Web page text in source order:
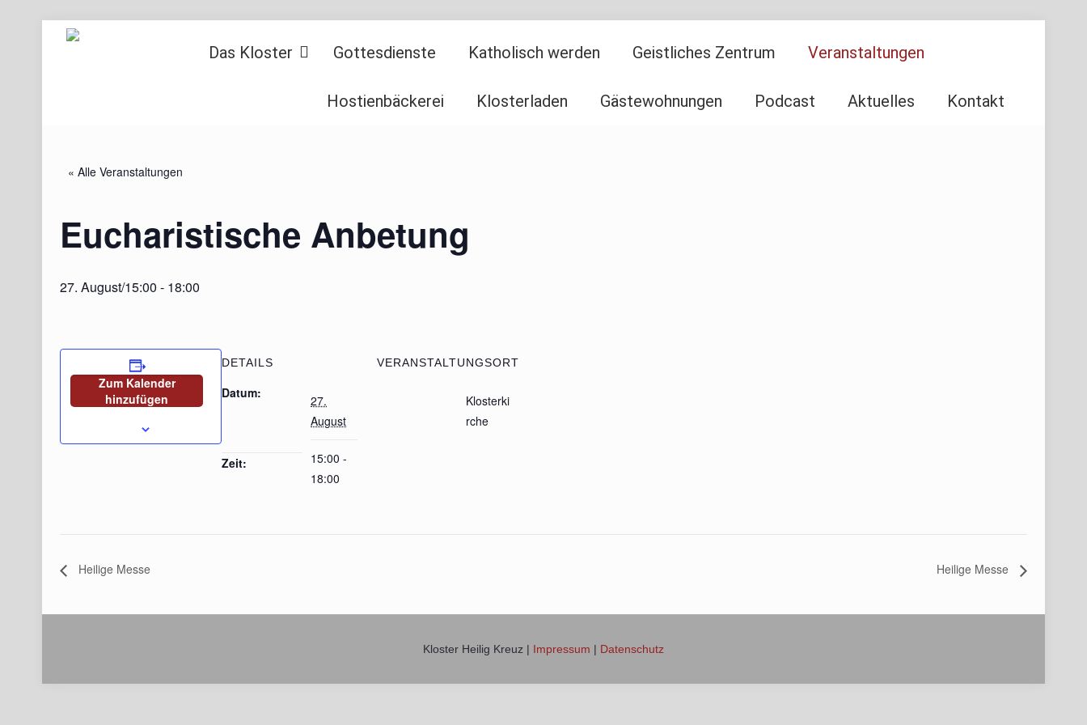
Das Kloster Gottesdienste Katholisch werden Geistliches Zentrum Veranstaltungen
Hostienbäckerei Klosterladen Gästewohnungen Podcast Aktuelles Kontakt
« Alle Veranstaltungen
Eucharistische Anbetung
27. August/15:00 - 18:00
Zum Kalender
hinzufügen
DETAILS
Datum:
27.
August
Zeit:
15:00 -
18:00
VERANSTALTUNGSORT
Klosterki
rche
Heilige Messe Heilige Messe
Kloster Heilig Kreuz | Impressum | Datenschutz